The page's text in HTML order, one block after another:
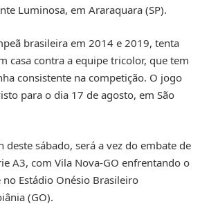
Luminosa, em Araraquara (SP).
brasileira em 2014 e 2019, tenta
casa contra a equipe tricolor, que tem
consistente na competição. O jogo
para o dia 17 de agosto, em São
deste sábado, será a vez do embate de
A3, com Vila Nova-GO enfrentando o
Estádio Onésio Brasileiro
(GO).